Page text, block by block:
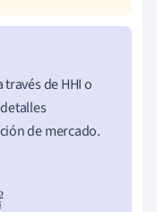
través de HHI o
de mercado.